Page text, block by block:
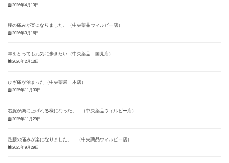
2026年4月13日
腰の痛みが楽になりました。（中央薬品ウィルビー店）
2026年3月16日
年をとっても元気に歩きたい（中央薬品 国見店）
2026年2月13日
ひざ痛が治まった（中央薬局 本店）
2025年11月30日
右腕が楽に上げれる様になった。 （中央薬品ウィルビー店）
2025年11月29日
足腰の痛みが楽になりました。 （中央薬品ウィルビー店）
2025年9月29日